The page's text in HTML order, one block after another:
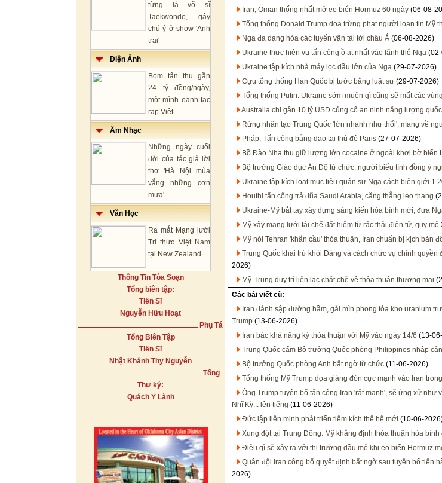
từng là võ sĩ
Taekwondo, gây
chú ý ở show 'Anh
trai'
Điện Ảnh
Bom tấn thu gần
24 tỷ đồng/ngày,
một mình oanh tạc
rạp Việt
Âm Nhạc
Những ngày cuối
đời của tác giả lời
thơ 'Hà Nội mùa
vắng những cơn
mưa'
Văn Học
Ra mắt Mạng lưới
Tri thức Việt Nam
tại New Zealand
Thông Tin Tòa Soạn
Tổng biên tập:
Tiến Sĩ
Nguyễn Hữu Hoạt
Phụ Tá
Tổng Biên Tập
Tiến Sĩ
Nhật Khánh Thy Nguyễn
Tổng
Thư ký:
Quách Y Lành
Iran, Oman thống nhất mở eo biển Hormuz 60 ngày (06-08-
Tổng thống Donald Trump dọa trừng phạt người loan tin Mỹ
Nga đa dạng hóa các tuyến vận tải tới châu Á (06-08-2026)
Ukraine thực hiện vụ tấn công ồ ạt nhất vào lãnh thổ Nga
Ukraine tập kích nhà máy lọc dầu lớn của Nga (29-07-2026)
Cựu tổng thống Hàn Quốc bị tước bằng luật sư (29-07-2026)
Tổng thống Putin: Ukraine sớm muộn gì cũng sẽ mất các
Australia chi gần 10 tỷ USD củng cố an ninh năng lượng
Rừng nhân tạo Trung Quốc 'lớn nhanh như thổi', mang về
Pháp: Tấn công bằng dao tại thủ đô Paris (27-07-2026)
Bồ Đào Nha thu giữ lượng lớn cocaine ở ngoài khơi bờ biển
Bộ trưởng Giáo dục Ấn Độ từ chức, người biểu tình đồng ý
Ukraine tập kích loạt mục tiêu quân sự Nga cách biên giới
Houthi tấn công trả đũa Saudi Arabia, căng thẳng leo thang
Ukraine-Mỹ bắt tay xây dựng sáng kiến hòa bình mới, đưa
Mỹ xây mạng lưới tái chế đất hiếm từ rác thải điện tử, quy mô
Mỹ nói Tehran 'khẩn cầu' thỏa thuận, Iran chuẩn bị kịch bản
Trung Quốc khai trừ khỏi Đảng và cách chức vụ chính quyền
2026)
Mỹ-Trung duy trì liên lạc chặt chẽ về thỏa thuận thương mại
Các bài viết cũ:
Iran đánh sập đường hầm, gài mìn phong tỏa kho uranium
Trump (13-06-2026)
Iran bác khả năng ký thỏa thuận với Mỹ vào ngày 14/6 (13-
Trung Quốc cấm Bộ trưởng Quốc phòng Philippines nhập
Bộ trưởng Quốc phòng Anh bất ngờ từ chức (11-06-2026)
Tổng thống Mỹ Trump dọa giáng đòn cực mạnh vào Iran
Ông Trump tuyên bố tấn công Iran 'rất mạnh', sẽ ứng xử như
Nhĩ Kỳ... lên tiếng (11-06-2026)
Đức lập liên minh phát triển tiêm kích thế hệ mới (10-06-
Xung đột tại Trung Đông: Mỹ khẳng định thỏa thuận hòa
Điều gì sẽ xảy ra với thị trường dầu mỏ khi eo biển Hormuz
Quân đội Iran công bố quyết định bất ngờ sau tuyên bố tiến
2026)